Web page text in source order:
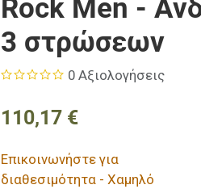
Rock Men -
3 στρώσεων
0 Αξιολογήσεις
110,17 €
Επικοινωνήστε για
διαθεσιμότητα - Χαμηλό